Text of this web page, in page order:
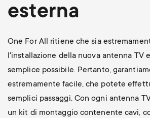
esterna
One For All ritiene che sia
l'installazione della nuova antenna TV
semplice possibile. Pertanto,
estremamente facile, che potete
semplici passaggi. Con ogni antenna
un kit di montaggio contenente cavi,